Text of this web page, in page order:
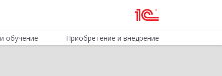
обучение Приобретение и внедрение